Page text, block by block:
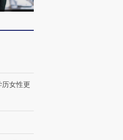
育部长拱下台
对
CFO：不靠规模取胜，华
住三大增长引擎是什么？
女性更